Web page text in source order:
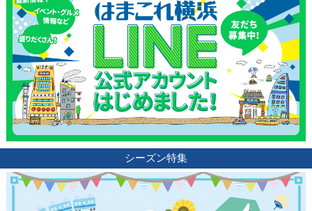
シーズン特集